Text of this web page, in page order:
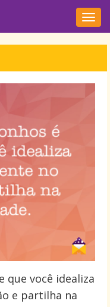
que você idealiza
e partilha na